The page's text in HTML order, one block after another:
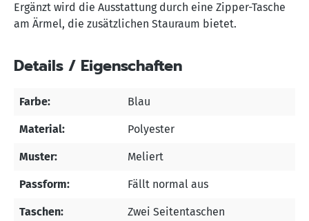
Ergänzt wird die Ausstattung durch eine Zipper-Tasche
am Ärmel, die zusätzlichen Stauraum bietet.
Details / Eigenschaften
Farbe: Blau
Material: Polyester
Muster: Meliert
Passform: Fällt normal aus
Taschen: Zwei Seitentaschen